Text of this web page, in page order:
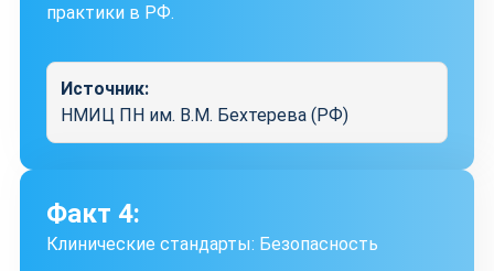
практики в РФ.
Источник:
НМИЦ ПН им. В.М. Бехтерева (РФ)
Факт 4:
Клинические стандарты: Безопасность